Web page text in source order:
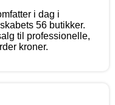
i dag i
56 butikker.
til professionelle,
kroner.